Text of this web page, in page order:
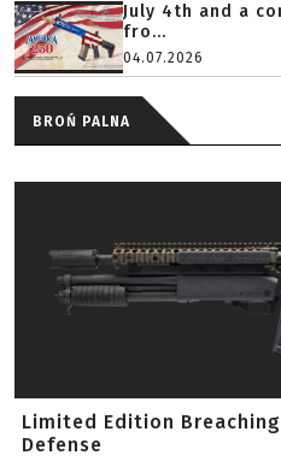
July 4th and a
fro...
04.07.2026
BROŃ PALNA
Limited Edition
Defense